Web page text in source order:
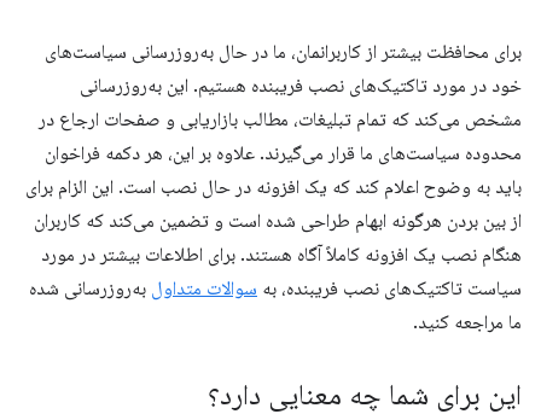
برای محافظت بیشتر از کاربرانمان، ما در حال به‌روزرسانی سیاست‌های
خود در مورد تاکتیک‌های نصب فریبنده هستیم. این به‌روزرسانی
مشخص می‌کند که تمام تبلیغات، مطالب بازاریابی و صفحات ارجاع در
محدوده سیاست‌های ما قرار می‌گیرند. علاوه بر این، هر دکمه فراخوان
باید به وضوح اعلام کند که یک افزونه در حال نصب است. این الزام برای
از بین بردن هرگونه ابهام طراحی شده است و تضمین می‌کند که کاربران
هنگام نصب یک افزونه کاملاً آگاه هستند. برای اطلاعات بیشتر در مورد
سیاست تاکتیک‌های نصب فریبنده، به سوالات متداول به‌روزرسانی شده
ما مراجعه کنید.
این برای شما چه معنایی دارد؟